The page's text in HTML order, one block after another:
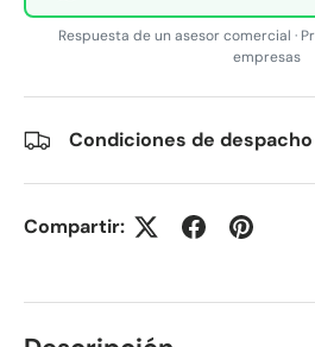
Respuesta de un asesor comercial ·
empresas
Condiciones de
Compartir: